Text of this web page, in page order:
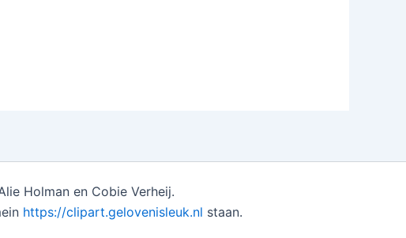
Holman en Cobie Verheij.
https://clipart.gelovenisleuk.nl staan.